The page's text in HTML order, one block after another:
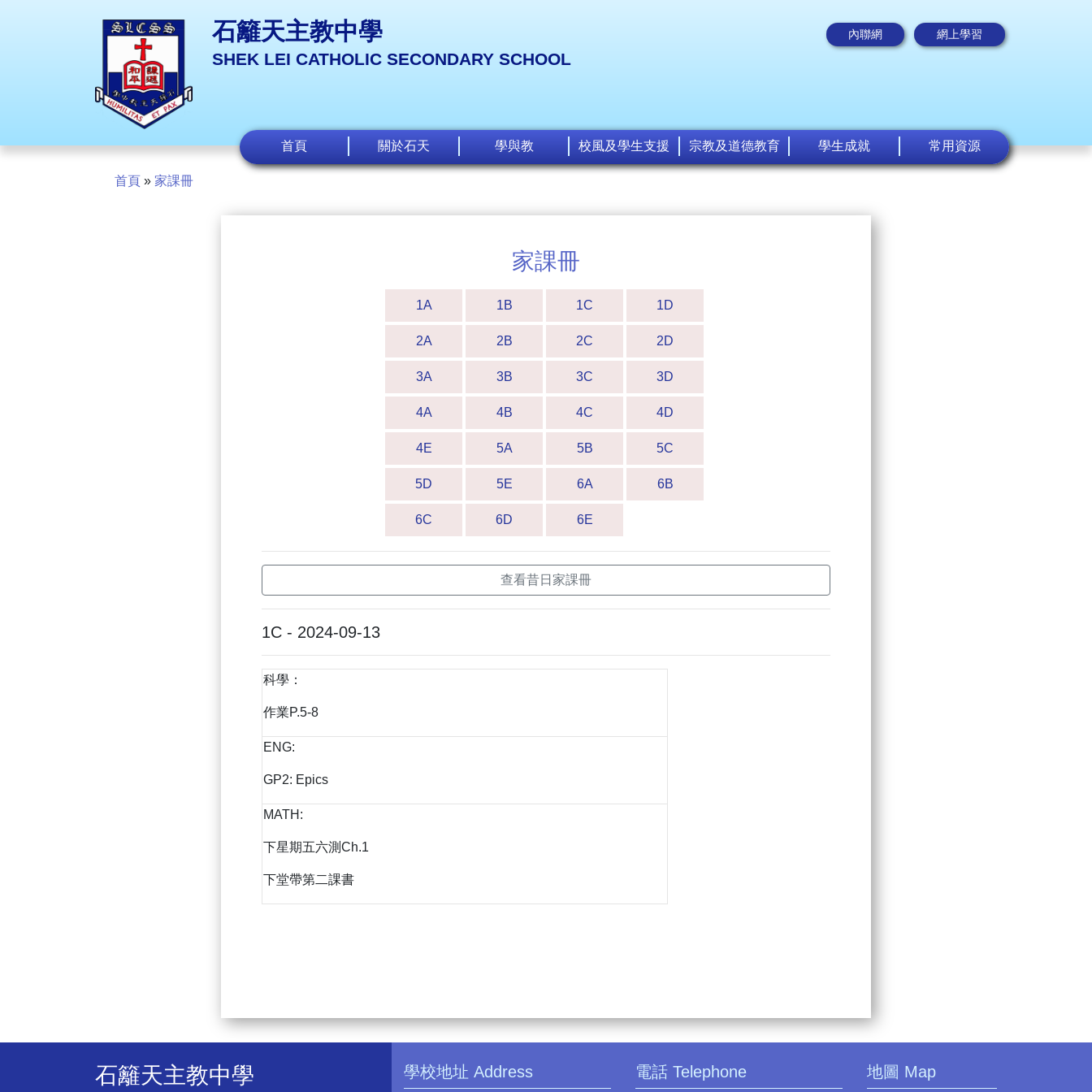
石籬天主教中學
SHEK LEI CATHOLIC SECONDARY SCHOOL
內聯網 網上學習
首頁 關於石天 學與教 校風及學生支援 宗教及道德教育 學生成就 常用資源
首頁 » 家課冊
家課冊
1A 1B 1C 1D
2A 2B 2C 2D
3A 3B 3C 3D
4A 4B 4C 4D
4E 5A 5B 5C
5D 5E 6A 6B
6C 6D 6E
查看昔日家課冊
1C - 2024-09-13
科學：
作業P.5-8
ENG:
GP2: Epics
MATH:
下星期五六測Ch.1
下堂帶第二課書
石籬天主教中學 學校地址 Address 電話 Telephone 地圖 Map